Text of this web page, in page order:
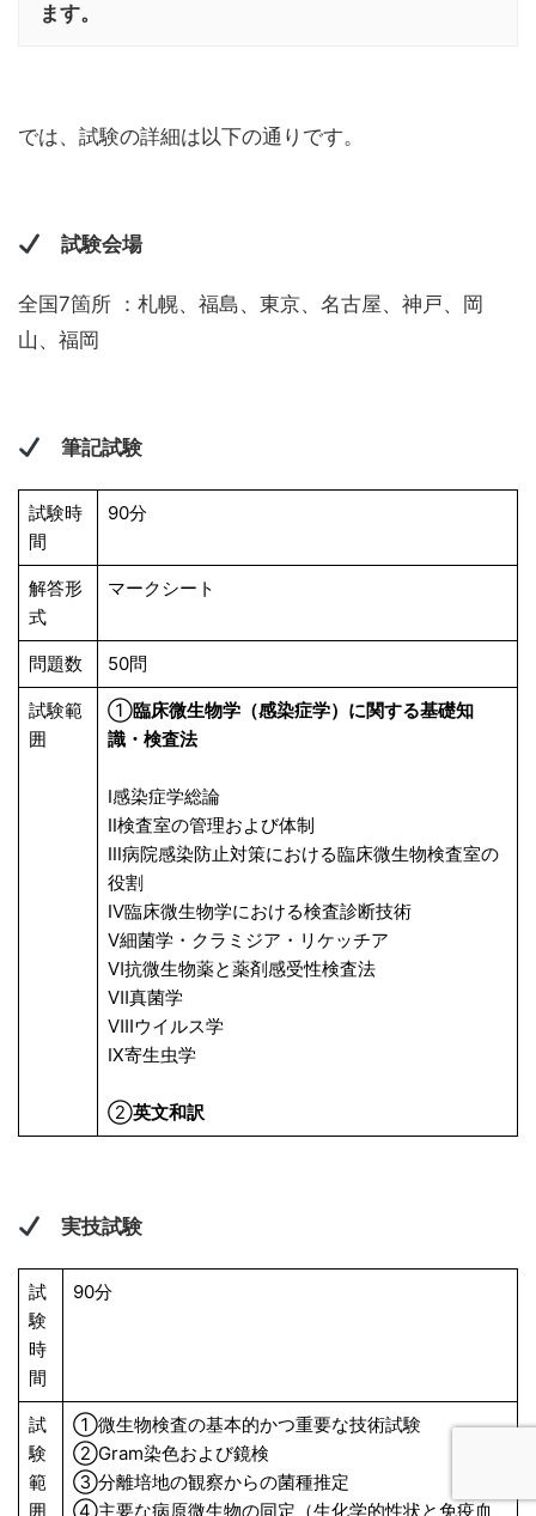
ます。
では、試験の詳細は以下の通りです。
試験会場
全国7箇所 ：札幌、福島、東京、名古屋、神戸、岡
山、福岡
筆記試験
試験時
間
90分
解答形
式
マークシート
問題数 50問
試験範
囲
①臨床微生物学（感染症学）に関する基礎知
識・検査法
Ⅰ感染症学総論
Ⅱ検査室の管理および体制
Ⅲ病院感染防止対策における臨床微生物検査室の
役割
Ⅳ臨床微生物学における検査診断技術
Ⅴ細菌学・クラミジア・リケッチア
Ⅵ抗微生物薬と薬剤感受性検査法
Ⅶ真菌学
Ⅷウイルス学
Ⅸ寄生虫学
②英文和訳
実技試験
試
験
時
間
90分
試
験
範
囲
①微生物検査の基本的かつ重要な技術試験
②Gram染色および鏡検
③分離培地の観察からの菌種推定
④主要な病原微生物の同定（生化学的性状と免疫血